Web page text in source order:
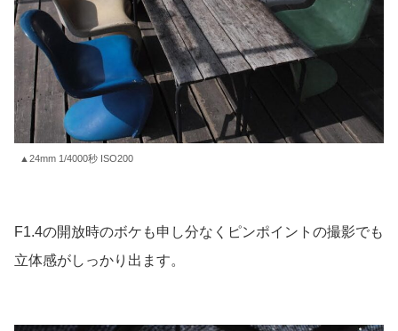
▲24mm 1/4000秒 ISO200
F1.4の開放時のボケも申し分なくピンポイントの撮影でも
立体感がしっかり出ます。